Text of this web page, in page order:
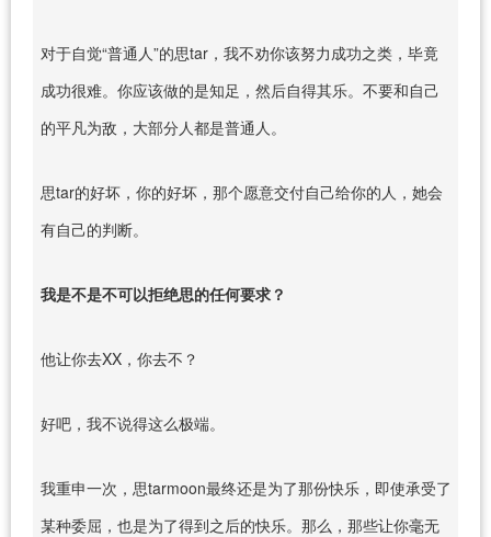
对于自觉“普通人”的思tar，我不劝你该努力成功之类，毕竟
成功很难。你应该做的是知足，然后自得其乐。不要和自己
的平凡为敌，大部分人都是普通人。
思tar的好坏，你的好坏，那个愿意交付自己给你的人，她会
有自己的判断。
我是不是不可以拒绝思的任何要求？
他让你去XX，你去不？
好吧，我不说得这么极端。
我重申一次，思tarmoon最终还是为了那份快乐，即使承受了
某种委屈，也是为了得到之后的快乐。那么，那些让你毫无